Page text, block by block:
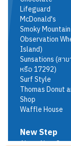
Lifeguard
McDonald's
Smoky Mountain
Observation
Island)
Sunsations (สา
หรือ 17292)
Surf Style
Thomas Donut
Shop
Waffle House
New Step